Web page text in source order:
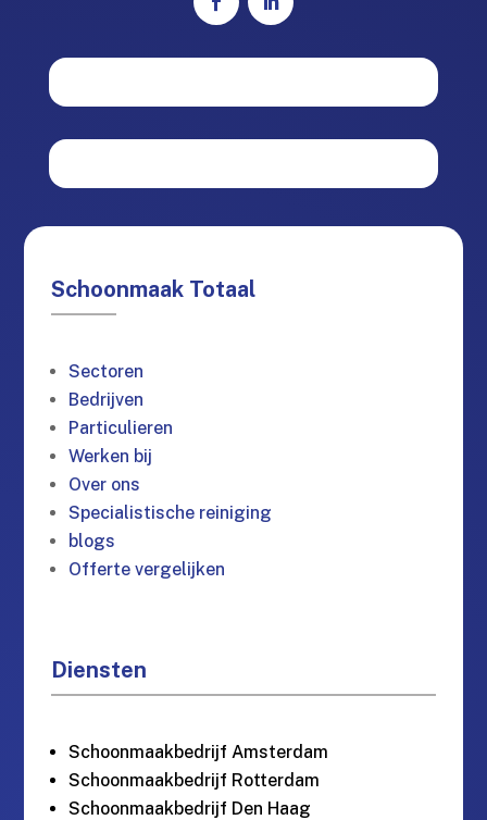
Schoonmaak Totaal
Sectoren
Bedrijven
Particulieren
Werken bij
Over ons
Specialistische reiniging
blogs
Offerte vergelijken
Diensten
Schoonmaakbedrijf Amsterdam
Schoonmaakbedrijf Rotterdam
Schoonmaakbedrijf Den Haag